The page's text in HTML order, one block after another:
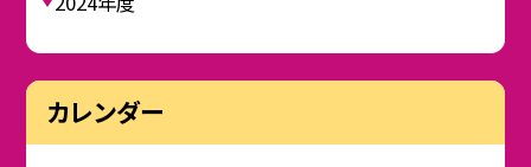
カレンダー